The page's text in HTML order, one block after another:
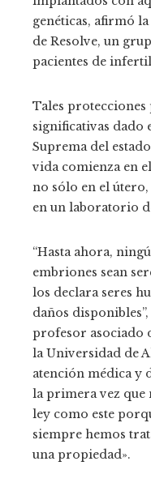
genéticas, afirmó
de Resolve, un
pacientes de
Tales protecciones
significativas dado
Suprema del
vida comienza en
no sólo en el
en un laboratorio
“Hasta ahora,
embriones sean
los declara seres
daños
profesor asociado
la Universidad de
atención médica y
la primera vez que
ley como este
siempre hemos
una propiedad».